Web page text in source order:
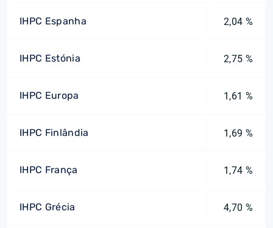
IHPC Espanha 2,04 %
IHPC Estónia 2,75 %
IHPC Europa 1,61 %
IHPC Finlândia 1,69 %
IHPC França 1,74 %
IHPC Grécia 4,70 %